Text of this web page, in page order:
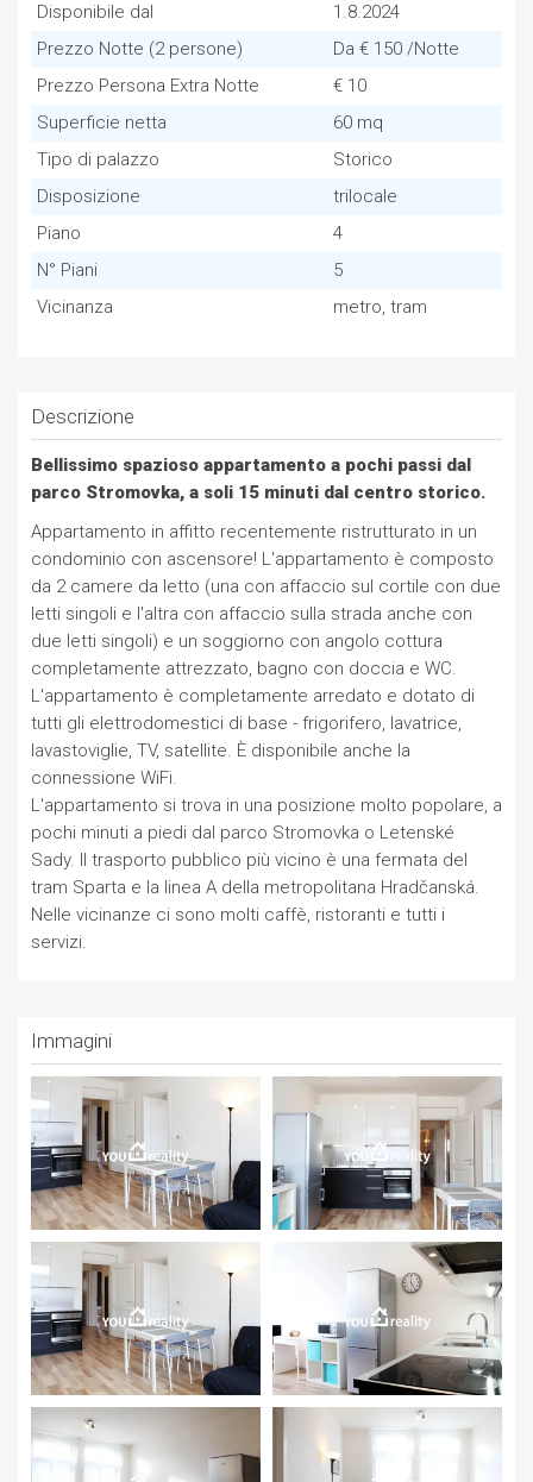
Disponibile dal
1.8.2024
Prezzo Notte (2 persone)
Da € 150 /Notte
Prezzo Persona Extra Notte
€ 10
Superficie netta
60 mq
Tipo di palazzo
Storico
Disposizione
trilocale
Piano
4
N° Piani
5
Vicinanza
metro, tram
Descrizione
Bellissimo spazioso appartamento a pochi passi dal
parco Stromovka, a soli 15 minuti dal centro storico.
Appartamento in affitto recentemente ristrutturato in un
condominio con ascensore! L'appartamento è composto
da 2 camere da letto (una con affaccio sul cortile con due
letti singoli e l'altra con affaccio sulla strada anche con
due letti singoli) e un soggiorno con angolo cottura
completamente attrezzato, bagno con doccia e WC.
L'appartamento è completamente arredato e dotato di
tutti gli elettrodomestici di base - frigorifero, lavatrice,
lavastoviglie, TV, satellite. È disponibile anche la
connessione WiFi.
L'appartamento si trova in una posizione molto popolare, a
pochi minuti a piedi dal parco Stromovka o Letenské
Sady. Il trasporto pubblico più vicino è una fermata del
tram Sparta e la linea A della metropolitana Hradčanská.
Nelle vicinanze ci sono molti caffè, ristoranti e tutti i
servizi.
Immagini